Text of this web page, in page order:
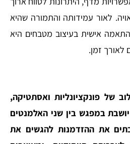
לאור עמידותה והתמורה שהיא
אישית בעיצוב מטבחים היא
לאורך זמן.
של פונקציונליות ואסתטיקה,
במפגש בין שני האלמנטים
את ההזדמנות להגשים את